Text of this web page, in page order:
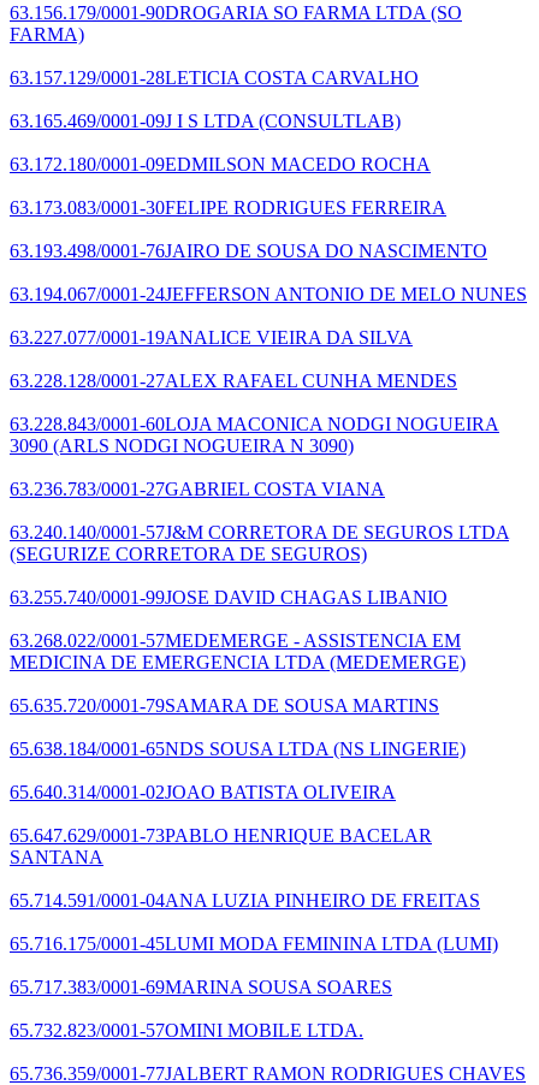
63.156.179/0001-90DROGARIA SO FARMA LTDA (SO
FARMA)
63.157.129/0001-28LETICIA COSTA CARVALHO
63.165.469/0001-09J I S LTDA (CONSULTLAB)
63.172.180/0001-09EDMILSON MACEDO ROCHA
63.173.083/0001-30FELIPE RODRIGUES FERREIRA
63.193.498/0001-76JAIRO DE SOUSA DO NASCIMENTO
63.194.067/0001-24JEFFERSON ANTONIO DE MELO NUNES
63.227.077/0001-19ANALICE VIEIRA DA SILVA
63.228.128/0001-27ALEX RAFAEL CUNHA MENDES
63.228.843/0001-60LOJA MACONICA NODGI NOGUEIRA
3090 (ARLS NODGI NOGUEIRA N 3090)
63.236.783/0001-27GABRIEL COSTA VIANA
63.240.140/0001-57J&M CORRETORA DE SEGUROS LTDA
(SEGURIZE CORRETORA DE SEGUROS)
63.255.740/0001-99JOSE DAVID CHAGAS LIBANIO
63.268.022/0001-57MEDEMERGE - ASSISTENCIA EM
MEDICINA DE EMERGENCIA LTDA (MEDEMERGE)
65.635.720/0001-79SAMARA DE SOUSA MARTINS
65.638.184/0001-65NDS SOUSA LTDA (NS LINGERIE)
65.640.314/0001-02JOAO BATISTA OLIVEIRA
65.647.629/0001-73PABLO HENRIQUE BACELAR
SANTANA
65.714.591/0001-04ANA LUZIA PINHEIRO DE FREITAS
65.716.175/0001-45LUMI MODA FEMININA LTDA (LUMI)
65.717.383/0001-69MARINA SOUSA SOARES
65.732.823/0001-57OMINI MOBILE LTDA.
65.736.359/0001-77JALBERT RAMON RODRIGUES CHAVES